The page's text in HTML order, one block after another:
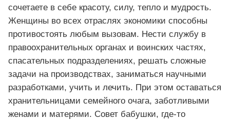
сочетаете в себе красоту, силу, тепло и мудрость.
Женщины во всех отраслях экономики способны
противостоять любым вызовам. Нести службу в
правоохранительных органах и воинских частях,
спасательных подразделениях, решать сложные
задачи на производствах, заниматься научными
разработками, учить и лечить. При этом оставаться
хранительницами семейного очага, заботливыми
женами и матерями. Совет бабушки, где-то